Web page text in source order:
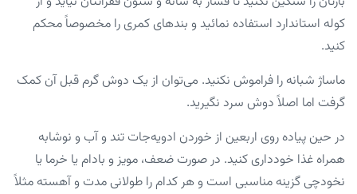
کوله استاندارد استفاده نمائید و بندهای کمری را مخصوصاً محکم
کنید.
ماساژ شبانه را فراموش نکنید. می‌توان از یک دوش گرم قبل آن کمک
گرفت اما اصلاً دوش سرد نگیرید.
در حین پیاده روی اربعین از خوردن ادویه‌جات تند و آب و نوشابه
همراه غذا خودداری کنید. در صورت ضعف، مویز و بادام یا خرما یا
نخودچی گزینه مناسبی است و هر کدام را طولانی مدت و آهسته مثلاً